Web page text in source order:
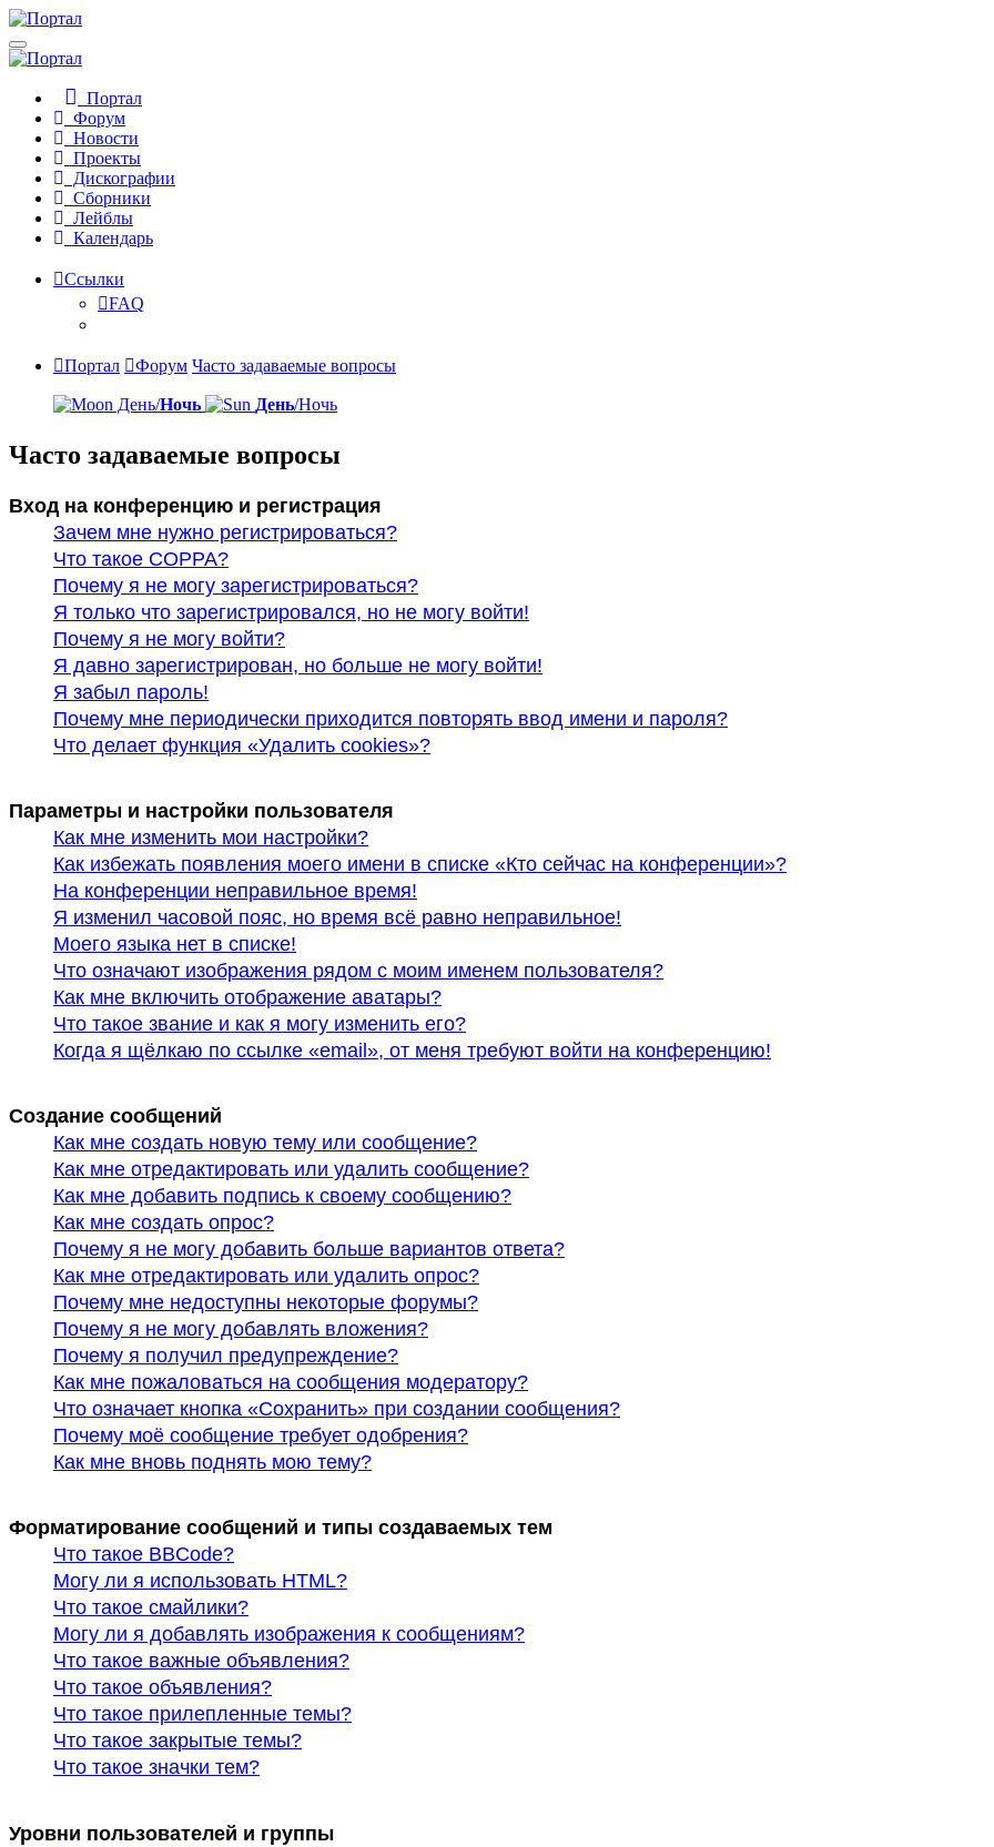
Портал
Форум
Новости
Проекты
Дискографии
Сборники
Лейблы
Календарь
Ссылки
FAQ
Портал Форум Часто задаваемые вопросы
День/Ночь День/Ночь
Часто задаваемые вопросы
Вход на конференцию и регистрация
Зачем мне нужно регистрироваться?
Что такое COPPA?
Почему я не могу зарегистрироваться?
Я только что зарегистрировался, но не могу войти!
Почему я не могу войти?
Я давно зарегистрирован, но больше не могу войти!
Я забыл пароль!
Почему мне периодически приходится повторять ввод имени и пароля?
Что делает функция «Удалить cookies»?
Параметры и настройки пользователя
Как мне изменить мои настройки?
Как избежать появления моего имени в списке «Кто сейчас на конференции»?
На конференции неправильное время!
Я изменил часовой пояс, но время всё равно неправильное!
Моего языка нет в списке!
Что означают изображения рядом с моим именем пользователя?
Как мне включить отображение аватары?
Что такое звание и как я могу изменить его?
Когда я щёлкаю по ссылке «email», от меня требуют войти на конференцию!
Создание сообщений
Как мне создать новую тему или сообщение?
Как мне отредактировать или удалить сообщение?
Как мне добавить подпись к своему сообщению?
Как мне создать опрос?
Почему я не могу добавить больше вариантов ответа?
Как мне отредактировать или удалить опрос?
Почему мне недоступны некоторые форумы?
Почему я не могу добавлять вложения?
Почему я получил предупреждение?
Как мне пожаловаться на сообщения модератору?
Что означает кнопка «Сохранить» при создании сообщения?
Почему моё сообщение требует одобрения?
Как мне вновь поднять мою тему?
Форматирование сообщений и типы создаваемых тем
Что такое BBCode?
Могу ли я использовать HTML?
Что такое смайлики?
Могу ли я добавлять изображения к сообщениям?
Что такое важные объявления?
Что такое объявления?
Что такое прилепленные темы?
Что такое закрытые темы?
Что такое значки тем?
Уровни пользователей и группы